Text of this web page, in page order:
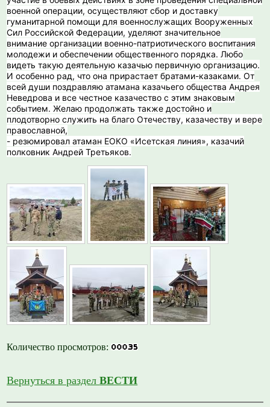
военной операции, осуществляют сбор и доставку
гуманитарной помощи для военнослужащих Вооруженных
Сил Российской Федерации, уделяют значительное
внимание организации военно-патриотического воспитания
молодежи и обеспечении общественного порядка. Любо
видеть такую деятельную казачью первичную организацию.
И особенно рад, что она прирастает братами-казаками. От
всей души поздравляю атамана казачьего общества Андрея
Неведрова и все честное казачество с этим знаковым
событием. Желаю продолжать также достойно и
плодотворно служить на благо Отечеству, казачеству и вере
православной,
- резюмировал атаман ЕОКО «Исетская линия», казачий
полковник Андрей Третьяков.
Количество просмотров:
Вернуться в разделВЕСТИ